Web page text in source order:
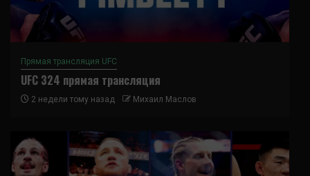
Прямая трансляция UFC
UFC 324 прямая трансляция
2 недели тому назад Михаил Маслов